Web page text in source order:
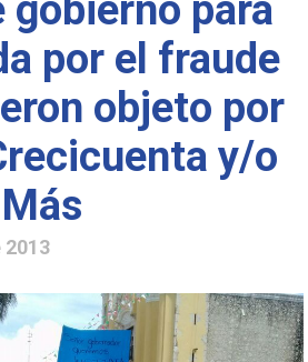
por el fraude
objeto por
y/o
2013